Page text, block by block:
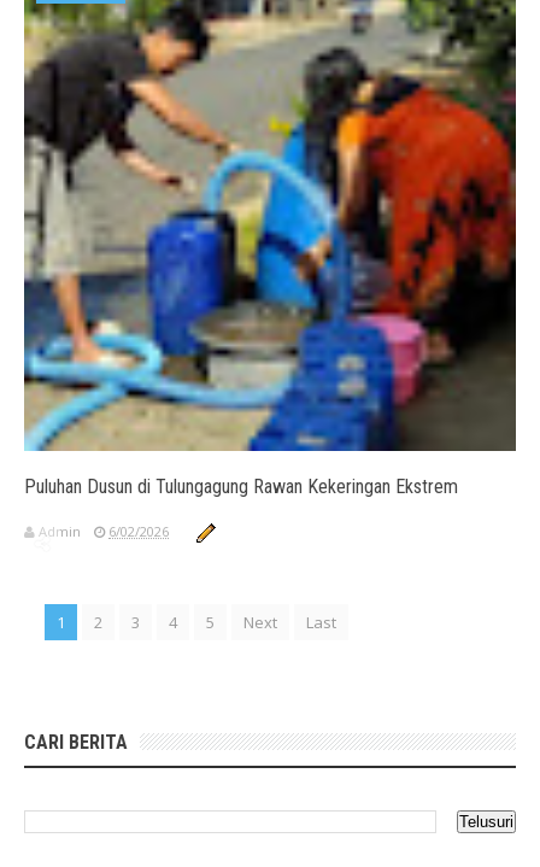
Puluhan Dusun di Tulungagung Rawan Kekeringan Ekstrem
Admin 6/02/2026
1 2 3 4 5 Next Last
CARI BERITA